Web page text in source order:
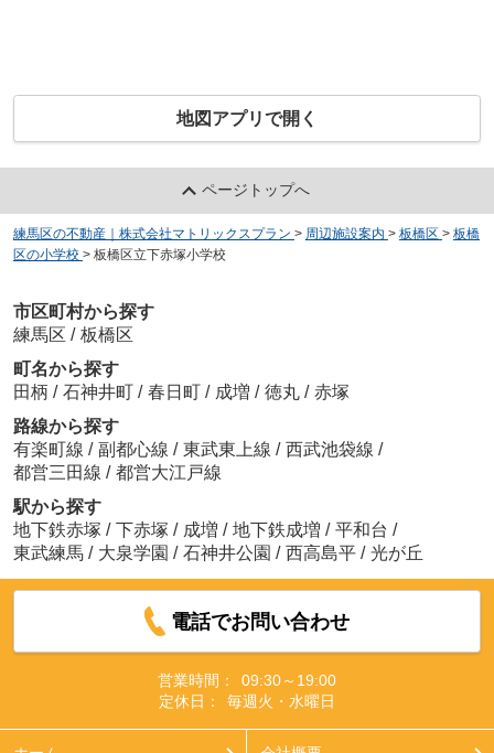
地図アプリで開く
ページトップへ
練馬区の不動産｜株式会社マトリックスプラン > 周辺施設案内 > 板橋区 > 板橋
区の小学校 > 板橋区立下赤塚小学校
市区町村から探す
練馬区 / 板橋区
町名から探す
田柄 / 石神井町 / 春日町 / 成増 / 徳丸 / 赤塚
路線から探す
有楽町線 / 副都心線 / 東武東上線 / 西武池袋線 /
都営三田線 / 都営大江戸線
駅から探す
地下鉄赤塚 / 下赤塚 / 成増 / 地下鉄成増 / 平和台 /
東武練馬 / 大泉学園 / 石神井公園 / 西高島平 / 光が丘
電話でお問い合わせ
営業時間：
09:30～19:00
定休日：
毎週火・水曜日